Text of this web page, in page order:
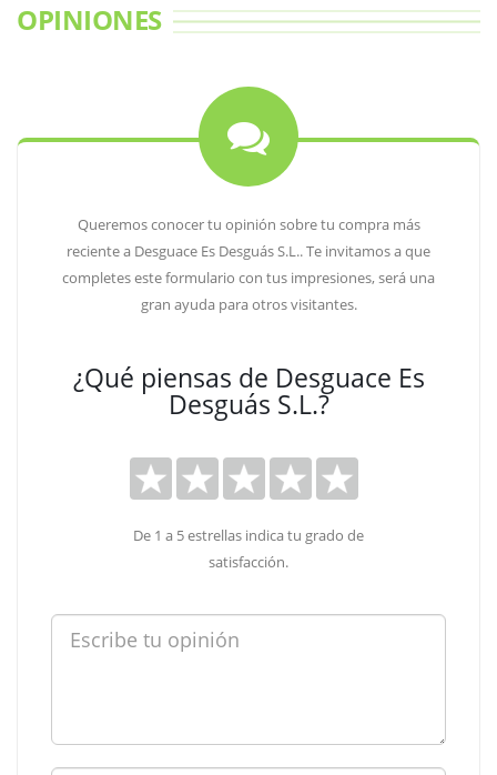
OPINIONES
Queremos conocer tu opinión sobre tu compra más
reciente a Desguace Es Desguás S.L.. Te invitamos a que
completes este formulario con tus impresiones, será una
gran ayuda para otros visitantes.
¿Qué piensas de Desguace Es
Desguás S.L.?
De 1 a 5 estrellas indica tu grado de
satisfacción.